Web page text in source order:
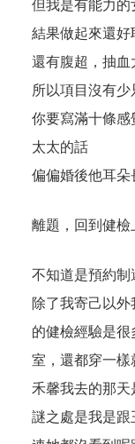
但我是有能力
結果做起來還
還有腹超，抽
所以項目沒有
你要寫滿十條
太太的話
偏偏婚後他耳朵
離題，回到健檢
不知道是預約
除了我寄己以
的健檢經驗是
室，還都穿一樣
禾馨我去的那天
謎之處是我是